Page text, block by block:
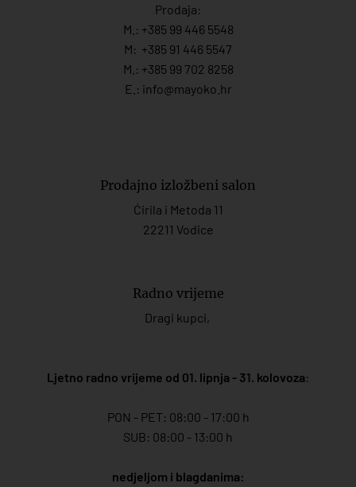
Prodaja:
M.: +385 99 446 5548
M: +385 91 446 5547
M.: +385 99 702 8258
E.: info@mayoko. hr
Prodajno izložbeni salon
Ćirila i Metoda 11
22211 Vodice
Radno vrijeme
Dragi kupci,
Ljetno radno vrijeme od 01. lipnja - 31. kolovoza:
PON - PET: 08:00 - 17:00 h
SUB: 08:00 - 13:00 h
nedjeljom i blagdanima: